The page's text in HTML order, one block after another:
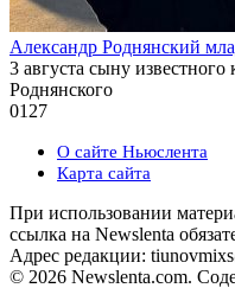
Александр Роднянский
3 августа сыну
Роднянского
0127
О сайте Ньюслента
Карта сайта
При использовании
ссылка на Newslenta
Адрес редакции:
© 2026 Newslenta.com.